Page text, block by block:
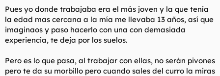
Gracias
Tú también, hija mía?
Un saludo ninhia!
Pues yo donde trabajaba era el más joven y la que tenía
la edad mas cercana a la mía me llevaba 13 años, así que
imaginaos y paso hacerlo con una con demasiada
experiencia, te deja por los suelos.
Pero es lo que pasa, al trabajar con ellas, no serán pivones
pero te da su morbillo pero cuando sales del curro la miras